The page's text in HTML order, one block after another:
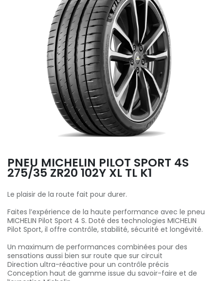
PNEU MICHELIN PILOT SPORT 4S
275/35 ZR20 102Y XL TL K1
Le plaisir de la route fait pour durer.
Faites l’expérience de la haute performance avec le pneu
MICHELIN Pilot Sport 4 S. Doté des technologies MICHELIN
Pilot Sport, il offre contrôle, stabilité, sécurité et longévité.
Un maximum de performances combinées pour des
sensations aussi bien sur route que sur circuit
Direction ultra-réactive pour un contrôle précis
Conception haut de gamme issue du savoir-faire et de